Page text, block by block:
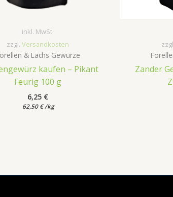
inkl. MwSt.
zzgl. Versandkosten
& Lachs Gewürze
kaufen – Pikant
Feurig 100 g
6,25 €
62,50 € /kg
Zander